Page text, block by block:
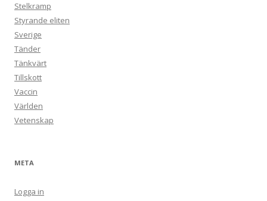
Stelkramp
Styrande eliten
Sverige
Tänder
Tänkvärt
Tillskott
Vaccin
Världen
Vetenskap
META
Logga in